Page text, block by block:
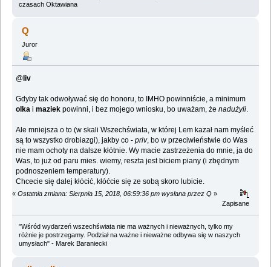
czasach Oktawiana
Q
Juror
@ liv
Gdyby tak odwoływać się do honoru, to IMHO powinniście, a minimum
olka imaziek powinni, i bez mojego wniosku, bo uważam, żenadużyli.
Ale mniejsza o to (w skali Wszechświata, w której Lem kazał nam myśleć
są to wszystko drobiazgi), jakby co -priv, bo w przeciwieństwie do Was
nie mam ochoty na dalsze kłótnie. Wy macie zastrzeżenia do mnie, ja do
Was, to już od paru mies. wiemy, reszta jest biciem piany (i zbędnym
podnoszeniem temperatury).
Chcecie się dalej kłócić, kłóćcie się ze sobą skoro lubicie.
« Ostatnia zmiana: Sierpnia 15, 2018, 06:59:36 pm wysłana przez Q »
Zapisane
"Wśród wydarzeń wszechświata nie ma ważnych i nieważnych, tylko my
różnie je postrzegamy. Podział na ważne i nieważne odbywa się w naszych
umysłach" - Marek Baraniecki